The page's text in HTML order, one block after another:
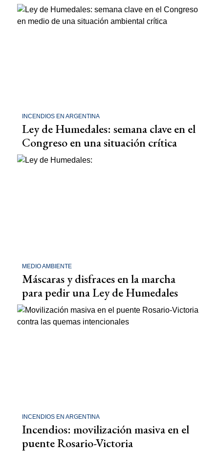
INCENDIOS EN ARGENTINA
Ley de Humedales: semana clave en el
Congreso en una situación crítica
MEDIO AMBIENTE
Máscaras y disfraces en la marcha
para pedir una Ley de Humedales
INCENDIOS EN ARGENTINA
Incendios: movilización masiva en el
puente Rosario-Victoria